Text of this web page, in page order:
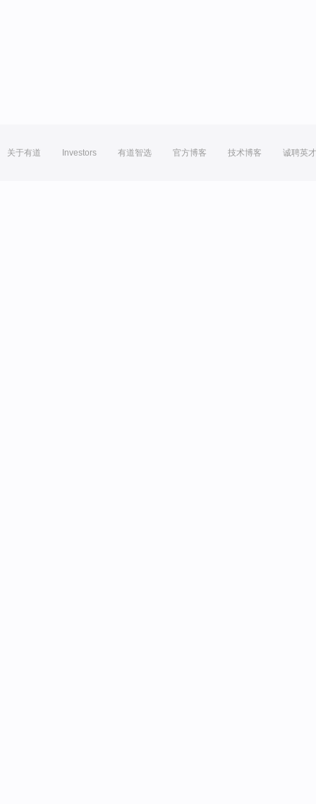
关于有道 Investors 有道智选 官方博客 技术博客 诚聘英才